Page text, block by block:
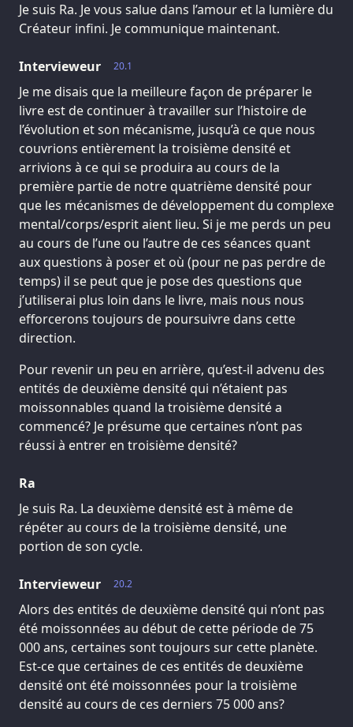
Je suis Ra. Je vous salue dans l’amour et la lumière du
Créateur infini. Je communique maintenant.
20.1
Intervieweur
Je me disais que la meilleure façon de préparer le
livre est de continuer à travailler sur l’histoire de
l’évolution et son mécanisme, jusqu’à ce que nous
couvrions entièrement la troisième densité et
arrivions à ce qui se produira au cours de la
première partie de notre quatrième densité pour
que les mécanismes de développement du complexe
mental/corps/esprit aient lieu. Si je me perds un peu
au cours de l’une ou l’autre de ces séances quant
aux questions à poser et où (pour ne pas perdre de
temps) il se peut que je pose des questions que
j’utiliserai plus loin dans le livre, mais nous nous
efforcerons toujours de poursuivre dans cette
direction.
Pour revenir un peu en arrière, qu’est-il advenu des
entités de deuxième densité qui n’étaient pas
moissonnables quand la troisième densité a
commencé? Je présume que certaines n’ont pas
réussi à entrer en troisième densité?
Ra
Je suis Ra. La deuxième densité est à même de
répéter au cours de la troisième densité, une
portion de son cycle.
20.2
Intervieweur
Alors des entités de deuxième densité qui n’ont pas
été moissonnées au début de cette période de 75
000 ans, certaines sont toujours sur cette planète.
Est-ce que certaines de ces entités de deuxième
densité ont été moissonnées pour la troisième
densité au cours de ces derniers 75 000 ans?